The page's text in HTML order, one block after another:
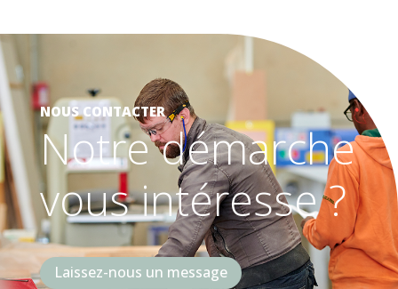
NOUS CONTACTER
Notre démarche
vous intéresse ?
Laissez-nous un message